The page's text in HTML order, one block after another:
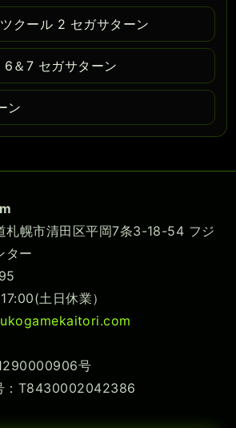
クール 2 セガサターン
6＆7 セガサターン
ン
幌市清田区平岡7条3-18-54 フジ
ター
土日休業）
号
：T8430002042386